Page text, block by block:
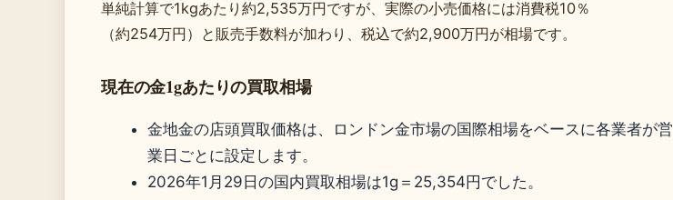
単純計算で1kgあたり約2,535万円ですが、実際の小売価格には消費税10％
（約254万円）と販売手数料が加わり、税込で約2,900万円が相場です。
現在の金1gあたりの買取相場
金地金の店頭買取価格は、ロンドン金市場の国際相場をベースに各業者が営
業日ごとに設定します。
2026年1月29日の国内買取相場は1g＝25,354円でした。